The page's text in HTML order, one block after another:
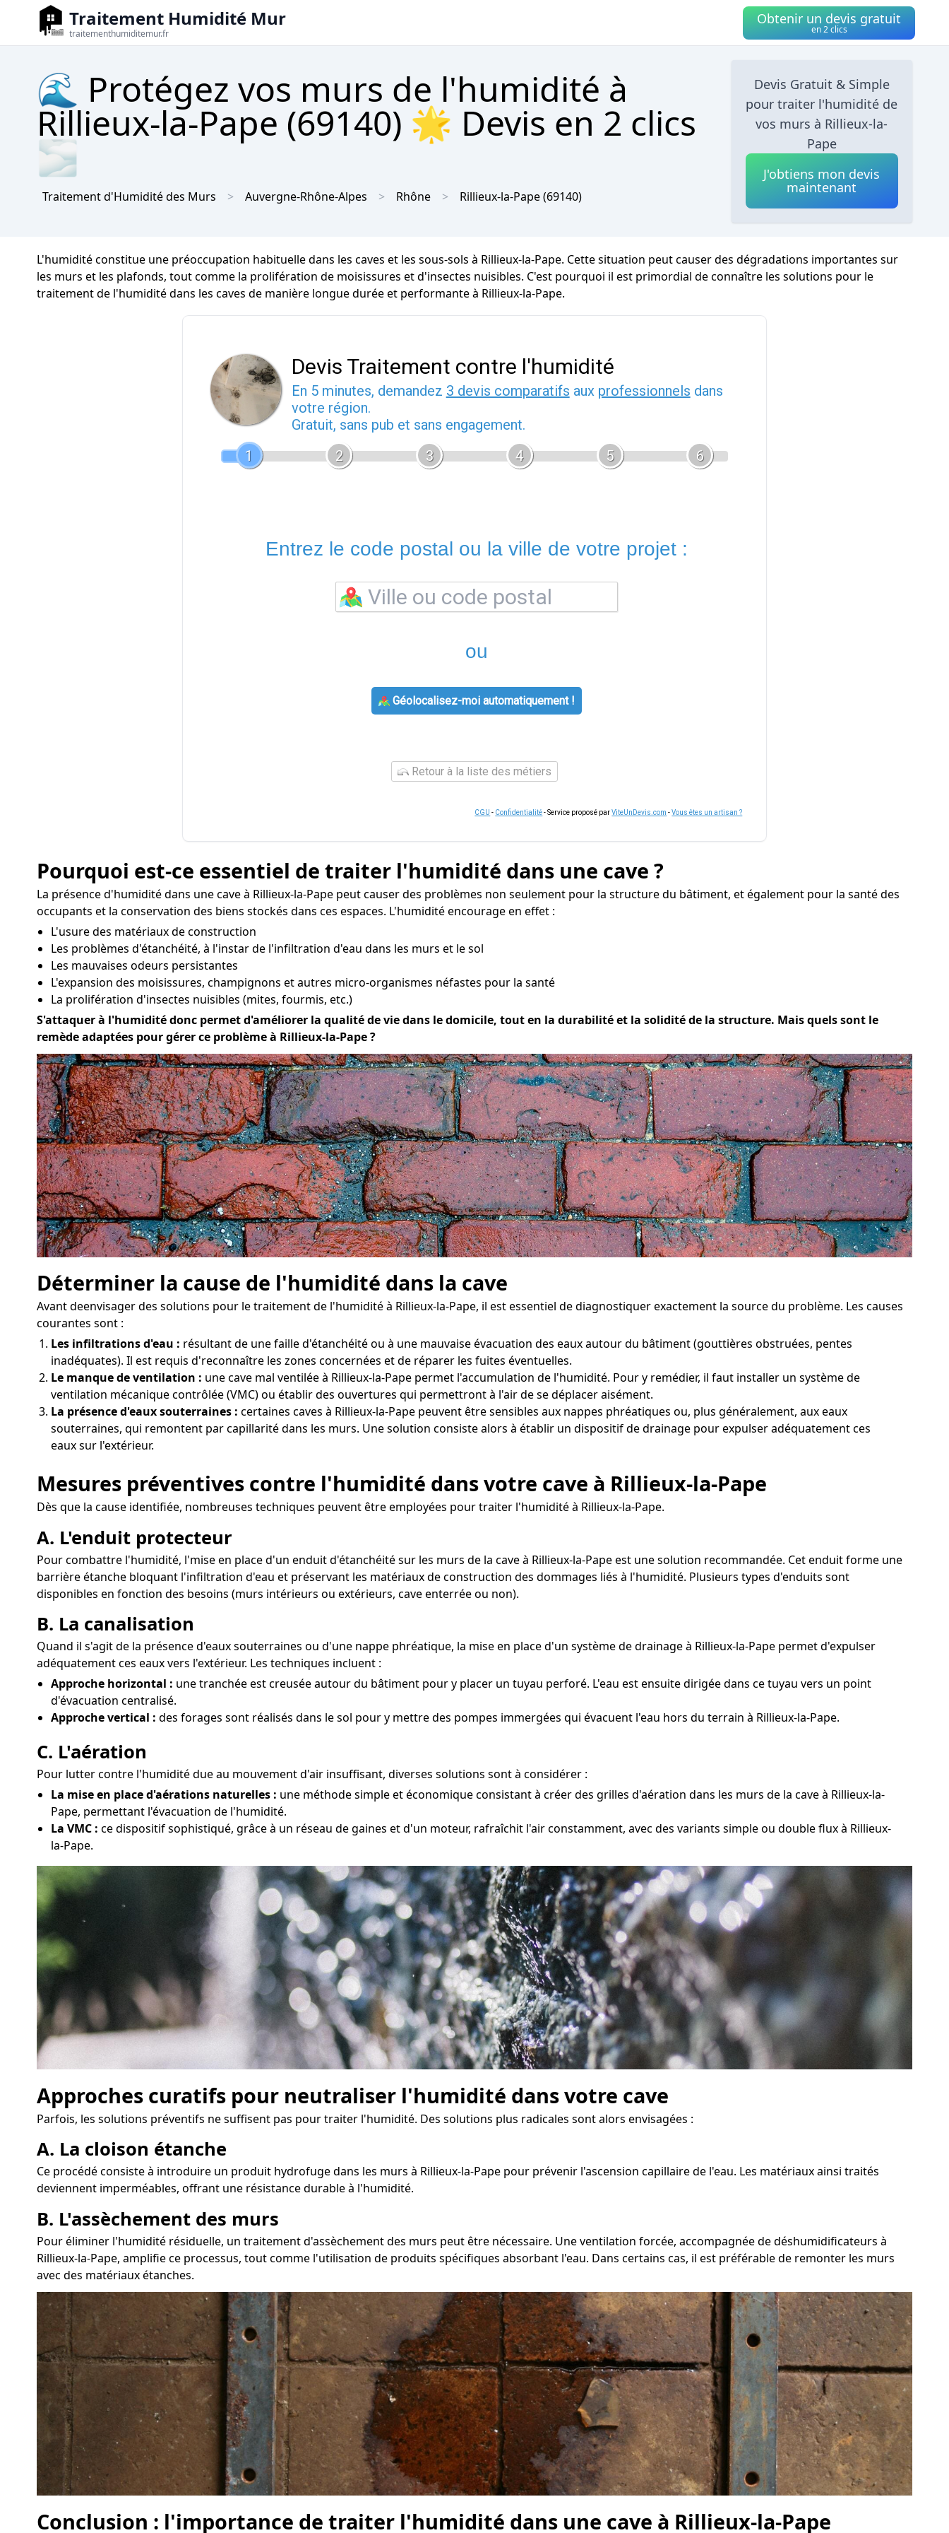
Traitement Humidité Mur
traitementhumiditemur.fr
Obtenir un devis gratuit
en 2 clics
🌊 Protégez vos murs de l'humidité à
Rillieux-la-Pape (69140) 🌟 Devis en 2 clics
🌫
Traitement d'Humidité des Murs Auvergne-Rhône-Alpes Rhône Rillieux-la-Pape(69140)
Devis Gratuit & Simple
pour traiter l'humidité de
vos murs à Rillieux-la-
Pape
J'obtiens mon devis
maintenant
L'humidité constitue une préoccupation habituelle dans les caves et les sous-sols à Rillieux-la-Pape. Cette situation peut causer des dégradations importantes sur
les murs et les plafonds, tout comme la prolifération de moisissures et d'insectes nuisibles. C'est pourquoi il est primordial de connaître les solutions pour le
traitement de l'humidité dans les caves de manière longue durée et performante à Rillieux-la-Pape.
Devis Traitement contre l'humidité
En 5 minutes, demandez 3 devis comparatifs aux professionnels dans
votre région.
Gratuit, sans pub et sans engagement.
1
2 3 4 5 6
Entrez le code postal ou la ville de votre projet :
ou
Géolocalisez-moi automatiquement !
Retour à la liste des métiers
CGU - Confidentialité- Service proposé parViteUnDevis.com -Vous êtes un artisan ?
Pourquoi est-ce essentiel de traiter l'humidité dans une cave ?
La présence d'humidité dans une cave à Rillieux-la-Pape peut causer des problèmes non seulement pour la structure du bâtiment, et également pour la santé des
occupants et la conservation des biens stockés dans ces espaces. L'humidité encourage en effet :
L'usure des matériaux de construction
Les problèmes d'étanchéité, à l'instar de l'infiltration d'eau dans les murs et le sol
Les mauvaises odeurs persistantes
L'expansion des moisissures, champignons et autres micro-organismes néfastes pour la santé
La prolifération d'insectes nuisibles (mites, fourmis, etc.)
S'attaquer à l'humidité donc permet d'améliorer la qualité de vie dans le domicile, tout en la durabilité et la solidité de la structure. Mais quels sont le
remède adaptées pour gérer ce problème à Rillieux-la-Pape ?
Déterminer la cause de l'humidité dans la cave
Avant deenvisager des solutions pour le traitement de l'humidité à Rillieux-la-Pape, il est essentiel de diagnostiquer exactement la source du problème. Les causes
courantes sont :
Les infiltrations d'eau : résultant de une faille d'étanchéité ou à une mauvaise évacuation des eaux autour du bâtiment (gouttières obstruées, pentes
inadéquates). Il est requis d'reconnaître les zones concernées et de réparer les fuites éventuelles.
Le manque de ventilation : une cave mal ventilée à Rillieux-la-Pape permet l'accumulation de l'humidité. Pour y remédier, il faut installer un système de
ventilation mécanique contrôlée (VMC) ou établir des ouvertures qui permettront à l'air de se déplacer aisément.
La présence d'eaux souterraines : certaines caves à Rillieux-la-Pape peuvent être sensibles aux nappes phréatiques ou, plus généralement, aux eaux
souterraines, qui remontent par capillarité dans les murs. Une solution consiste alors à établir un dispositif de drainage pour expulser adéquatement ces
eaux sur l'extérieur.
Mesures préventives contre l'humidité dans votre cave à Rillieux-la-Pape
Dès que la cause identifiée, nombreuses techniques peuvent être employées pour traiter l'humidité à Rillieux-la-Pape.
A. L'enduit protecteur
Pour combattre l'humidité, l'mise en place d'un enduit d'étanchéité sur les murs de la cave à Rillieux-la-Pape est une solution recommandée. Cet enduit forme une
barrière étanche bloquant l'infiltration d'eau et préservant les matériaux de construction des dommages liés à l'humidité. Plusieurs types d'enduits sont
disponibles en fonction des besoins (murs intérieurs ou extérieurs, cave enterrée ou non).
B. La canalisation
Quand il s'agit de la présence d'eaux souterraines ou d'une nappe phréatique, la mise en place d'un système de drainage à Rillieux-la-Pape permet d'expulser
adéquatement ces eaux vers l'extérieur. Les techniques incluent :
Approche horizontal : une tranchée est creusée autour du bâtiment pour y placer un tuyau perforé. L'eau est ensuite dirigée dans ce tuyau vers un point
d'évacuation centralisé.
Approche vertical : des forages sont réalisés dans le sol pour y mettre des pompes immergées qui évacuent l'eau hors du terrain à Rillieux-la-Pape.
C. L'aération
Pour lutter contre l'humidité due au mouvement d'air insuffisant, diverses solutions sont à considérer :
La mise en place d'aérations naturelles : une méthode simple et économique consistant à créer des grilles d'aération dans les murs de la cave à Rillieux-la-
Pape, permettant l'évacuation de l'humidité.
La VMC : ce dispositif sophistiqué, grâce à un réseau de gaines et d'un moteur, rafraîchit l'air constamment, avec des variants simple ou double flux à Rillieux-
la-Pape.
Approches curatifs pour neutraliser l'humidité dans votre cave
Parfois, les solutions préventifs ne suffisent pas pour traiter l'humidité. Des solutions plus radicales sont alors envisagées :
A. La cloison étanche
Ce procédé consiste à introduire un produit hydrofuge dans les murs à Rillieux-la-Pape pour prévenir l'ascension capillaire de l'eau. Les matériaux ainsi traités
deviennent imperméables, offrant une résistance durable à l'humidité.
B. L'assèchement des murs
Pour éliminer l'humidité résiduelle, un traitement d'assèchement des murs peut être nécessaire. Une ventilation forcée, accompagnée de déshumidificateurs à
Rillieux-la-Pape, amplifie ce processus, tout comme l'utilisation de produits spécifiques absorbant l'eau. Dans certains cas, il est préférable de remonter les murs
avec des matériaux étanches.
Conclusion : l'importance de traiter l'humidité dans une cave à Rillieux-la-Pape